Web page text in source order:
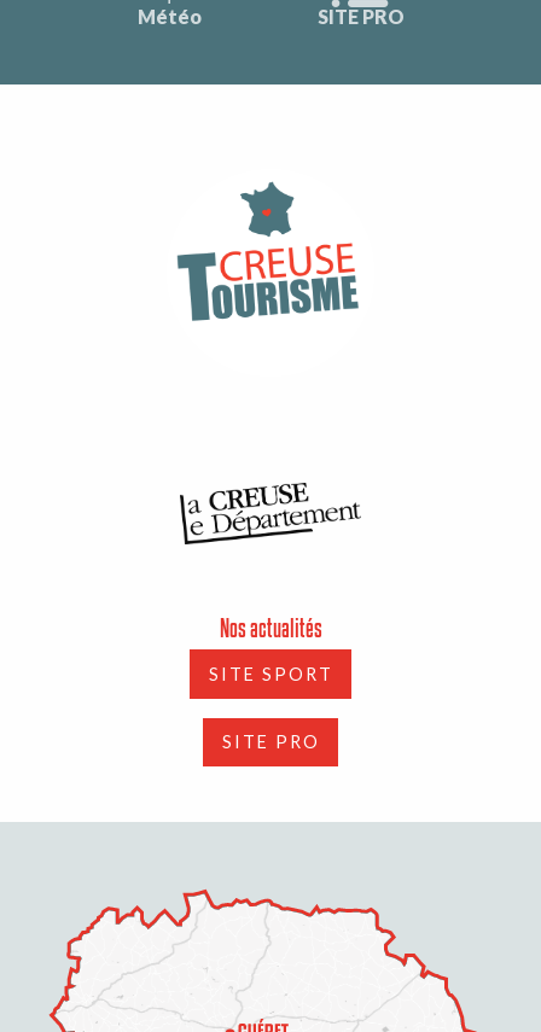
Météo SITE PRO
Nos actualités
SITE SPORT
SITE PRO